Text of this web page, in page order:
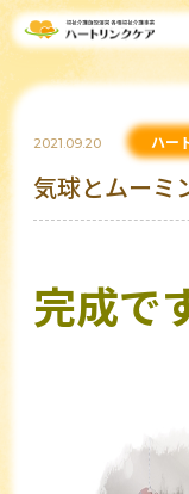
2021.09.20 ハー
気球とムーミ
完成で